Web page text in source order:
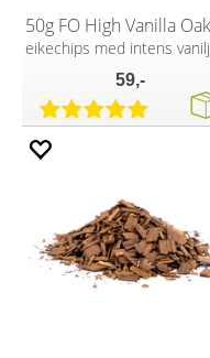
59,-